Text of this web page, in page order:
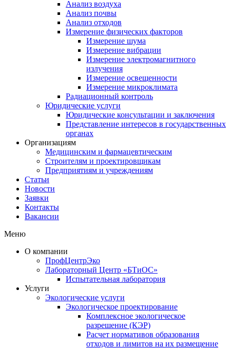
Анализ воздуха
Анализ почвы
Анализ отходов
Измерение физических факторов
Измерение шума
Измерение вибрации
Измерение электромагнитного
излучения
Измерение освещенности
Измерение микроклимата
Радиационный контроль
Юридические услуги
Юридические консультации и заключения
Представление интересов в государственных
органах​
Организациям
Медицинским и фармацевтическим
Строителям и проектировщикам
Предприятиям и учреждениям
Статьи
Новости
Заявки
Контакты
Вакансии
Меню
О компании
ПрофЦентрЭко
Лабораторный Центр «БТиОС»
Испытательная лаборатория
Услуги
Экологические услуги
Экологическое проектирование
Комплексное экологическое
разрешение (КЭР)
Расчет нормативов образования
отходов и лимитов на их размещение